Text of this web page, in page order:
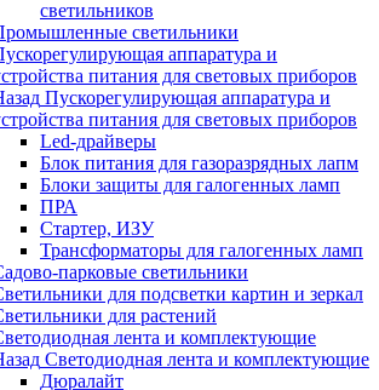
светильников
светильники
аппаратура и
питания для световых приборов
Пускорегулирующая аппаратура и
питания для световых приборов
Led-драйверы
Блок питания для газоразрядных лапм
Блоки защиты для галогенных ламп
ПРА
Стартер, ИЗУ
Трансформаторы для галогенных ламп
парковые светильники
для подсветки картин и зеркал
для растений
лента и комплектующие
Светодиодная лента и комплектующие
Дюралайт